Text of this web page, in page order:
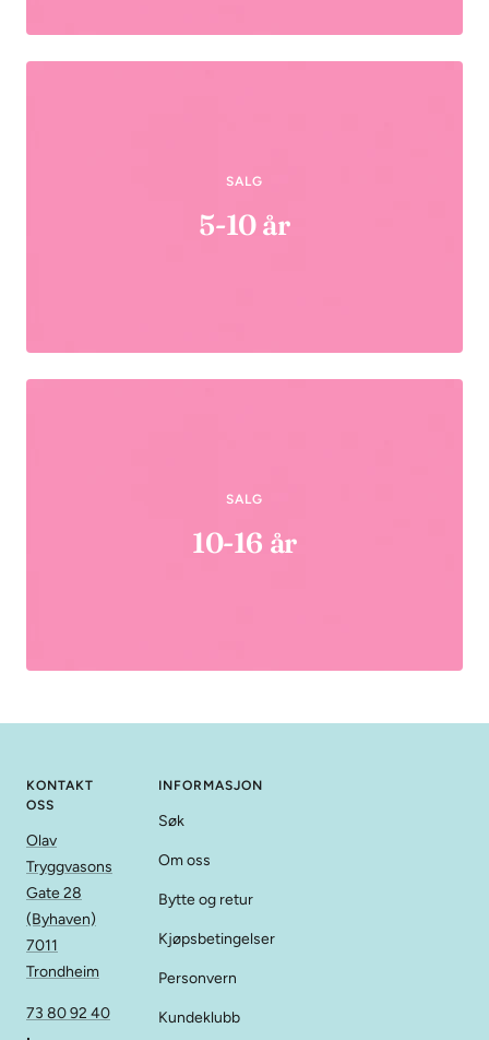
SALG
5-10 år
SALG
10-16 år
KONTAKT
OSS
Olav
Tryggvasons
Gate 28
(Byhaven)
7011
Trondheim
73 80 92 40
INFORMASJON
Søk
Om oss
Bytte og retur
Kjøpsbetingelser
Personvern
Kundeklubb